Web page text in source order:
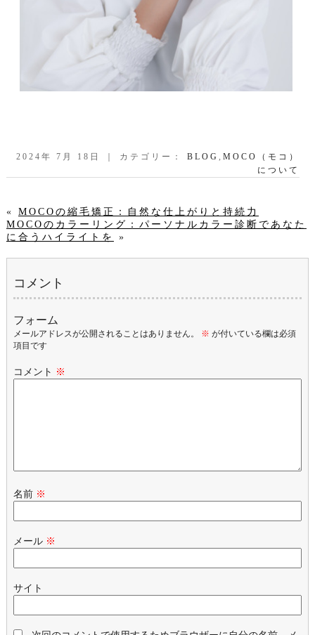
2024年 7月 18日 ｜ カテゴリー：BLOG ,MOCO（モコ）
について
« MOCOの縮毛矯正：自然な仕上がりと持続力
MOCOのカラーリング：パーソナルカラー診断であなた
に合うハイライトを
»
コメント
フォーム
メールアドレスが公開されることはありません。 ※ が付いている欄は必須
項目です
コメント ※
名前 ※
メール ※
サイト